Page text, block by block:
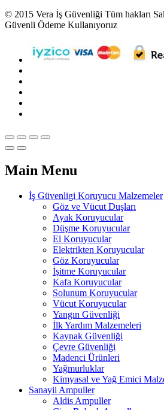
© 2015 Vera İş Güvenliği Tüm hakları
Güvenli Ödeme Kullanıyoruz
Main Menu
İş Güvenligi Koruyucu Malzemeler
Göz ve Vücut Duşları
Ayak Koruyucular
Düşme Koruyucular
El Koruyucular
Elektrikten Koruyucular
Göz Koruyucular
İşitme Koruyucular
Kafa Koruyucular
Solunum Koruyucular
Vücut Koruyucular
Yangın Güvenliği
İlk Yardım Malzemeleri
Kaynak Güvenliği
Çevre Güvenliği
Madenci Ürünleri
Yağmurluklar
Kimyasal ve Yağ Emici
Sanayii Ampuller
Aldis Ampuller